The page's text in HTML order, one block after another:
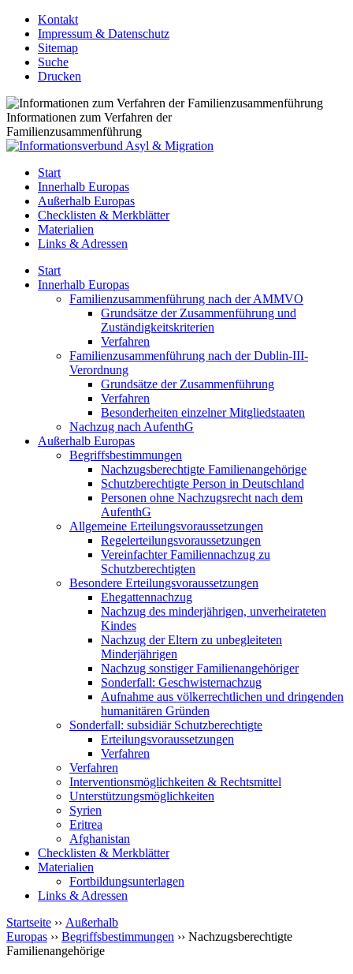
Kontakt
Impressum & Datenschutz
Sitemap
Suche
Drucken
Informationen zum Verfahren der
Familienzusammenführung
Start
Innerhalb Europas
Außerhalb Europas
Checklisten & Merkblätter
Materialien
Links & Adressen
Start
Innerhalb Europas
Familienzusammenführung nach der AMMVO
Grundsätze der Zusammenführung und
Zuständigkeitskriterien
Verfahren
Familienzusammenführung nach der Dublin-III-
Verordnung
Grundsätze der Zusammenführung
Verfahren
Besonderheiten einzelner Mitgliedstaaten
Nachzug nach AufenthG
Außerhalb Europas
Begriffsbestimmungen
Nachzugsberechtigte Familienangehörige
Schutzberechtigte Person in Deutschland
Personen ohne Nachzugsrecht nach dem
AufenthG
Allgemeine Erteilungsvoraussetzungen
Regelerteilungsvoraussetzungen
Vereinfachter Familiennachzug zu
Schutzberechtigten
Besondere Erteilungsvoraussetzungen
Ehegattennachzug
Nachzug des minderjährigen, unverheirateten
Kindes
Nachzug der Eltern zu unbegleiteten
Minderjährigen
Nachzug sonstiger Familienangehöriger
Sonderfall: Geschwisternachzug
Aufnahme aus völkerrechtlichen und dringenden
humanitären Gründen
Sonderfall: subsidiär Schutzberechtigte
Erteilungsvoraussetzungen
Verfahren
Verfahren
Interventionsmöglichkeiten & Rechtsmittel
Unterstützungsmöglichkeiten
Syrien
Eritrea
Afghanistan
Checklisten & Merkblätter
Materialien
Fortbildungsunterlagen
Links & Adressen
Startseite ›› Außerhalb
Europas ›› Begriffsbestimmungen ›› Nachzugsberechtigte
Familienangehörige